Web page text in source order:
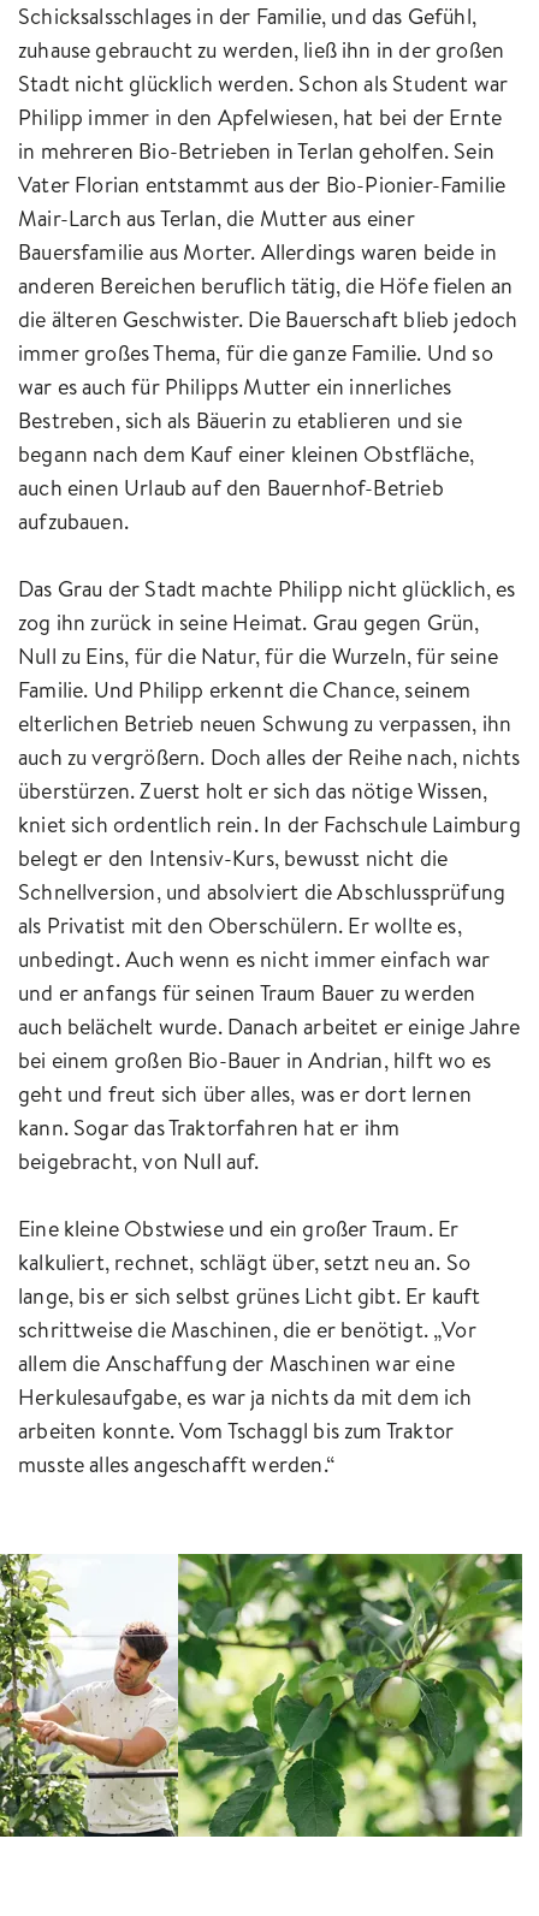
Schicksalsschlages in der Familie, und das Gefühl,
zuhause gebraucht zu werden, ließ ihn in der großen
Stadt nicht glücklich werden. Schon als Student war
Philipp immer in den Apfelwiesen, hat bei der Ernte
in mehreren Bio-Betrieben in Terlan geholfen. Sein
Vater Florian entstammt aus der Bio-Pionier-Familie
Mair-Larch aus Terlan, die Mutter aus einer
Bauersfamilie aus Morter. Allerdings waren beide in
anderen Bereichen beruflich tätig, die Höfe fielen an
die älteren Geschwister. Die Bauerschaft blieb jedoch
immer großes Thema, für die ganze Familie. Und so
war es auch für Philipps Mutter ein innerliches
Bestreben, sich als Bäuerin zu etablieren und sie
begann nach dem Kauf einer kleinen Obstfläche,
auch einen Urlaub auf den Bauernhof-Betrieb
aufzubauen.
Das Grau der Stadt machte Philipp nicht glücklich, es
zog ihn zurück in seine Heimat. Grau gegen Grün,
Null zu Eins, für die Natur, für die Wurzeln, für seine
Familie. Und Philipp erkennt die Chance, seinem
elterlichen Betrieb neuen Schwung zu verpassen, ihn
auch zu vergrößern. Doch alles der Reihe nach, nichts
überstürzen. Zuerst holt er sich das nötige Wissen,
kniet sich ordentlich rein. In der Fachschule Laimburg
belegt er den Intensiv-Kurs, bewusst nicht die
Schnellversion, und absolviert die Abschlussprüfung
als Privatist mit den Oberschülern. Er wollte es,
unbedingt. Auch wenn es nicht immer einfach war
und er anfangs für seinen Traum Bauer zu werden
auch belächelt wurde. Danach arbeitet er einige Jahre
bei einem großen Bio-Bauer in Andrian, hilft wo es
geht und freut sich über alles, was er dort lernen
kann. Sogar das Traktorfahren hat er ihm
beigebracht, von Null auf.
Eine kleine Obstwiese und ein großer Traum. Er
kalkuliert, rechnet, schlägt über, setzt neu an. So
lange, bis er sich selbst grünes Licht gibt. Er kauft
schrittweise die Maschinen, die er benötigt. „Vor
allem die Anschaffung der Maschinen war eine
Herkulesaufgabe, es war ja nichts da mit dem ich
arbeiten konnte. Vom Tschaggl bis zum Traktor
musste alles angeschafft werden.“